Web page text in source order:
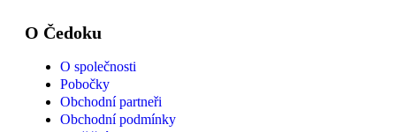
O Čedoku
O společnosti
Pobočky
Obchodní partneři
Obchodní podmínky